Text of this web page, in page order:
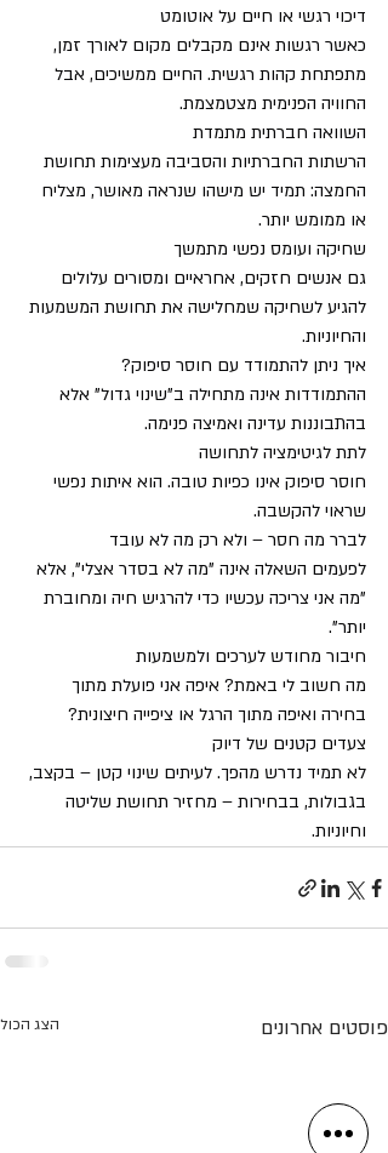
דיכוי רגשי או חיים על אוטומט
כאשר רגשות אינם מקבלים מקום לאורך זמן,
מתפתחת קהות רגשית. החיים ממשיכים, אבל
החוויה הפנימית מצטמצמת.
השוואה חברתית מתמדת
הרשתות החברתיות והסביבה מעצימות תחושת
החמצה: תמיד יש מישהו שנראה מאושר, מצליח
או ממומש יותר.
שחיקה ועומס נפשי מתמשך
גם אנשים חזקים, אחראיים ומסורים עלולים
להגיע לשחיקה שמחלישה את תחושת המשמעות
והחיוניות.
איך ניתן להתמודד עם חוסר סיפוק?
ההתמודדות אינה מתחילה ב"שינוי גדול" אלא
בהתבוננות עדינה ואמיצה פנימה.
לתת לגיטימציה לתחושה
חוסר סיפוק אינו כפיות טובה. הוא איתות נפשי
שראוי להקשבה.
לברר מה חסר – ולא רק מה לא עובד
לפעמים השאלה אינה "מה לא בסדר אצלי", אלא
"מה אני צריכה עכשיו כדי להרגיש חיה ומחוברת
יותר".
חיבור מחודש לערכים ולמשמעות
מה חשוב לי באמת? איפה אני פועלת מתוך
בחירה ואיפה מתוך הרגל או ציפייה חיצונית?
צעדים קטנים של דיוק
לא תמיד נדרש מהפך. לעיתים שינוי קטן – בקצב,
בגבולות, בבחירות – מחזיר תחושת שליטה
וחיוניות.
פוסטים אחרונים הצג הכול